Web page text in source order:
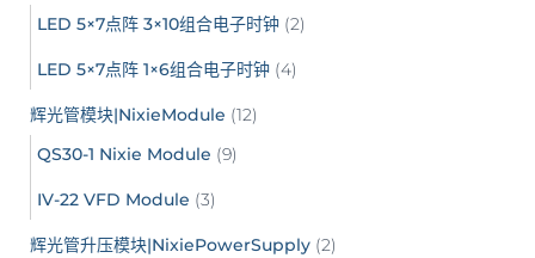
LED 5×7点阵 3×10组合电子时钟 (2)
LED 5×7点阵 1×6组合电子时钟 (4)
辉光管模块|NixieModule (12)
QS30-1 Nixie Module (9)
IV-22 VFD Module (3)
辉光管升压模块|NixiePowerSupply (2)